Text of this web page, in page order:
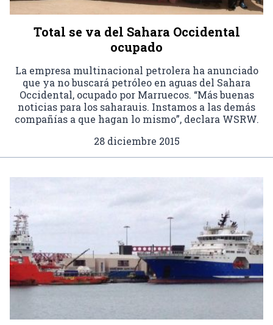
Total se va del Sahara Occidental
ocupado
La empresa multinacional petrolera ha anunciado
que ya no buscará petróleo en aguas del Sahara
Occidental, ocupado por Marruecos. “Más buenas
noticias para los saharauis. Instamos a las demás
compañías a que hagan lo mismo”, declara WSRW.
28 diciembre 2015